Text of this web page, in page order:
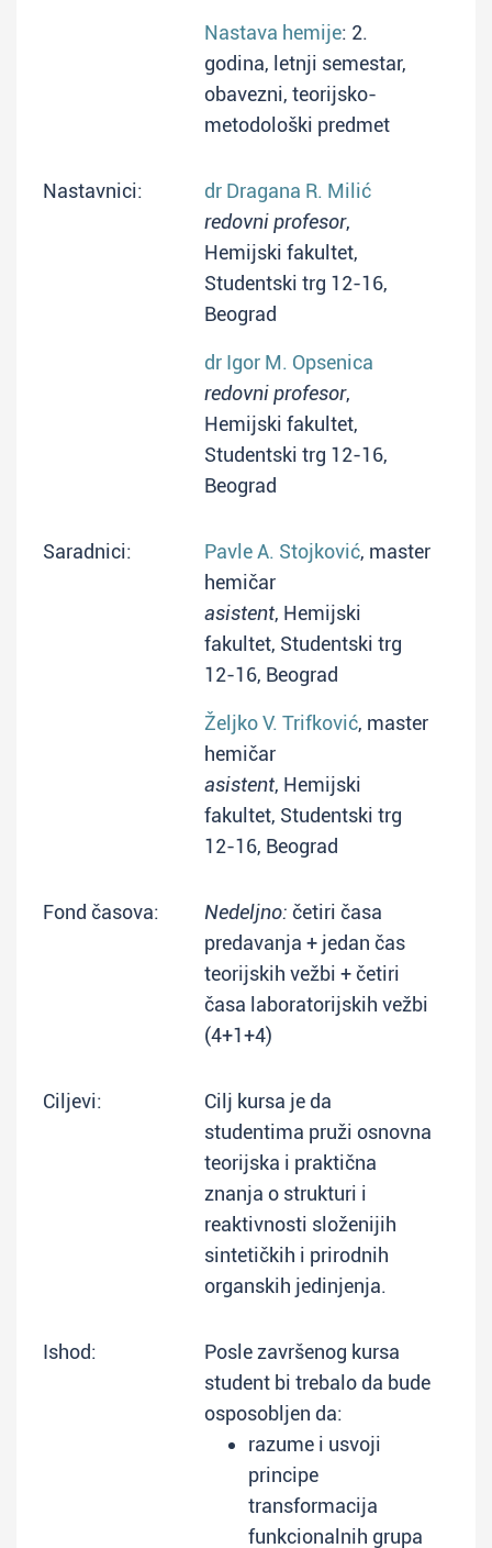
Nastava hemije: 2.
godina, letnji semestar,
obavezni, teorijsko-
metodološki predmet
Nastavnici:
dr Dragana R. Milić
redovni profesor,
Hemijski fakultet,
Studentski trg 12-16,
Beograd
dr Igor M. Opsenica
redovni profesor,
Hemijski fakultet,
Studentski trg 12-16,
Beograd
Saradnici: Pavle A. Stojković, master
hemičar
asistent, Hemijski
fakultet, Studentski trg
12-16, Beograd
Željko V. Trifković, master
hemičar
asistent, Hemijski
fakultet, Studentski trg
12-16, Beograd
Fond časova: Nedeljno: četiri časa
predavanja + jedan čas
teorijskih vežbi + četiri
časa laboratorijskih vežbi
(4+1+4)
Ciljevi:
Cilj kursa je da
studentima pruži osnovna
teorijska i praktična
znanja o strukturi i
reaktivnosti složenijih
sintetičkih i prirodnih
organskih jedinjenja.
Ishod:
Posle završenog kursa
student bi trebalo da bude
osposobljen da:
razume i usvoji
principe
transformacija
funkcionalnih grupa